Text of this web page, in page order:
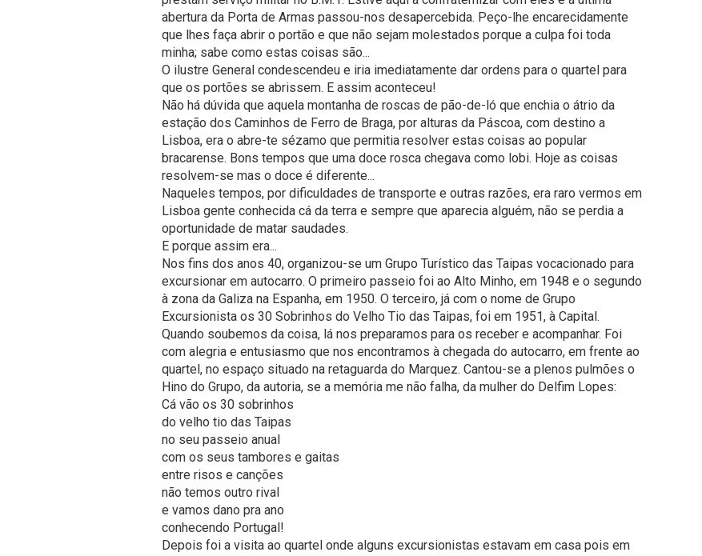
abertura da Porta de Armas passou-nos desapercebida. Peço-lhe encarecidamente
que lhes faça abrir o portão e que não sejam molestados porque a culpa foi toda
minha; sabe como estas coisas são...
O ilustre General condescendeu e iria imediatamente dar ordens para o quartel para
que os portões se abrissem. E assim aconteceu!
Não há dúvida que aquela montanha de roscas de pão-de-ló que enchia o átrio da
estação dos Caminhos de Ferro de Braga, por alturas da Páscoa, com destino a
Lisboa, era o abre-te sézamo que permitia resolver estas coisas ao popular
bracarense. Bons tempos que uma doce rosca chegava como lobi. Hoje as coisas
resolvem-se mas o doce é diferente...
Naqueles tempos, por dificuldades de transporte e outras razões, era raro vermos em
Lisboa gente conhecida cá da terra e sempre que aparecia alguém, não se perdia a
oportunidade de matar saudades.
E porque assim era...
Nos fins dos anos 40, organizou-se um Grupo Turístico das Taipas vocacionado para
excursionar em autocarro. O primeiro passeio foi ao Alto Minho, em 1948 e o segundo
à zona da Galiza na Espanha, em 1950. O terceiro, já com o nome de Grupo
Excursionista os 30 Sobrinhos do Velho Tio das Taipas, foi em 1951, à Capital.
Quando soubemos da coisa, lá nos preparamos para os receber e acompanhar. Foi
com alegria e entusiasmo que nos encontramos à chegada do autocarro, em frente ao
quartel, no espaço situado na retaguarda do Marquez. Cantou-se a plenos pulmões o
Hino do Grupo, da autoria, se a memória me não falha, da mulher do Delfim Lopes:
Cá vão os 30 sobrinhos
do velho tio das Taipas
no seu passeio anual
com os seus tambores e gaitas
entre risos e canções
não temos outro rival
e vamos dano pra ano
conhecendo Portugal!
Depois foi a visita ao quartel onde alguns excursionistas estavam em casa pois em